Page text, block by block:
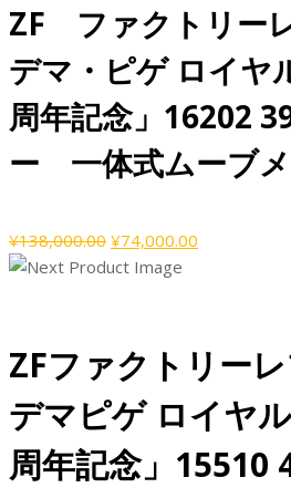
は
¥132,000.00
で
し
た。
格
¥76,000.00
で
す。
ZF ファクトリー
デマ・ピゲ ロイヤ
周年記念」16202
ー 一体式ムーブ
¥138,000.00 元
の
¥138,000.00
で
し
た。
¥74,000.00
は
¥74,000.00
で
す。
ZFファクトリー
デマピゲ ロイヤ
周年記念」